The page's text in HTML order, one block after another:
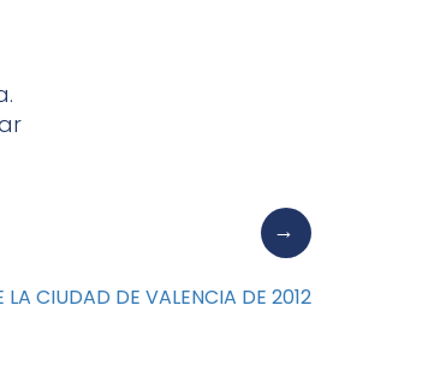
CIUDAD DE VALENCIA DE 2012